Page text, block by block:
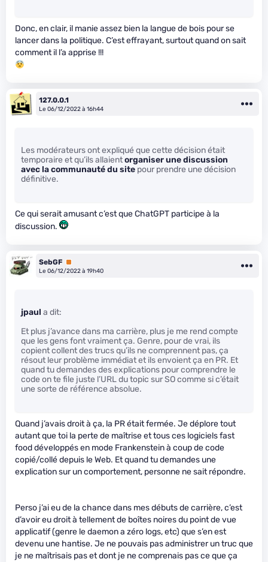
Donc, en clair, il manie assez bien la langue de bois pour se
lancer dans la politique. C’est effrayant, surtout quand on sait
comment il l’a apprise !!!
127.0.0.1
Le 06/12/2022 à 16h44
Les modérateurs ont expliqué que cette décision était
temporaire et qu’ils allaientorganiser une discussion
avec la communauté du site pour prendre une décision
définitive.
Ce qui serait amusant c’est que ChatGPT participe à la
discussion.
SebGF Premium
Le 06/12/2022 à 19h40
jpaul a dit:
Et plus j’avance dans ma carrière, plus je me rend compte
que les gens font vraiment ça. Genre, pour de vrai, ils
copient collent des trucs qu’ils ne comprennent pas, ça
résout leur problème immédiat et ils envoient ça en PR. Et
quand tu demandes des explications pour comprendre le
code on te file juste l’URL du topic sur SO comme si c’était
une sorte de référence absolue.
Quand j’avais droit à ça, la PR était fermée. Je déplore tout
autant que toi la perte de maîtrise et tous ces logiciels fast
food développés en mode Frankenstein à coup de code
copié/collé depuis le Web. Et quand tu demandes une
explication sur un comportement, personne ne sait répondre.
Perso j’ai eu de la chance dans mes débuts de carrière, c’est
d’avoir eu droit à tellement de boîtes noires du point de vue
applicatif (genre le daemon a zéro logs, etc) que s’en est
devenu une hantise. Je ne pouvais pas administrer un truc que
je ne maîtrisais pas et dont je ne comprenais pas ce que ça